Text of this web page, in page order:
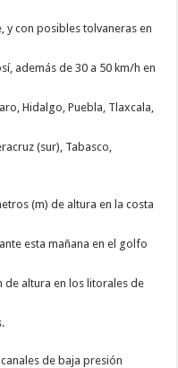
y con posibles tolvaneras en
además de 30 a 50 km/h en
Hidalgo, Puebla, Tlaxcala,
(sur), Tabasco,
(m) de altura en la costa
esta mañana en el golfo
de altura en los litorales de
de baja presión